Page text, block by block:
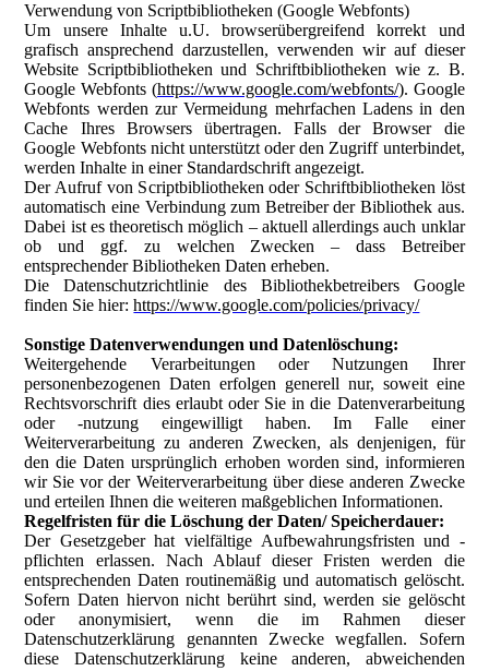
Verwendung von Scriptbibliotheken (Google Webfonts)
Um unsere Inhalte u.U. browserübergreifend korrekt und
grafisch ansprechend darzustellen, verwenden wir auf dieser
Website Scriptbibliotheken und Schriftbibliotheken wie z. B.
Google Webfonts (https://www.google.com/webfonts/). Google
Webfonts werden zur Vermeidung mehrfachen Ladens in den
Cache Ihres Browsers übertragen. Falls der Browser die
Google Webfonts nicht unterstützt oder den Zugriff unterbindet,
werden Inhalte in einer Standardschrift angezeigt.
Der Aufruf von Scriptbibliotheken oder Schriftbibliotheken löst
automatisch eine Verbindung zum Betreiber der Bibliothek aus.
Dabei ist es theoretisch möglich – aktuell allerdings auch unklar
ob und ggf. zu welchen Zwecken – dass Betreiber
entsprechender Bibliotheken Daten erheben.
Die Datenschutzrichtlinie des Bibliothekbetreibers Google
finden Sie hier:https://www.google.com/policies/privacy/
Sonstige Datenverwendungen und Datenlöschung:
Weitergehende Verarbeitungen oder Nutzungen Ihrer
personenbezogenen Daten erfolgen generell nur, soweit eine
Rechtsvorschrift dies erlaubt oder Sie in die Datenverarbeitung
oder -nutzung eingewilligt haben. Im Falle einer
Weiterverarbeitung zu anderen Zwecken, als denjenigen, für
den die Daten ursprünglich erhoben worden sind, informieren
wir Sie vor der Weiterverarbeitung über diese anderen Zwecke
und erteilen Ihnen die weiteren maßgeblichen Informationen.
Regelfristen für die Löschung der Daten/ Speicherdauer:
Der Gesetzgeber hat vielfältige Aufbewahrungsfristen und -
pflichten erlassen. Nach Ablauf dieser Fristen werden die
entsprechenden Daten routinemäßig und automatisch gelöscht.
Sofern Daten hiervon nicht berührt sind, werden sie gelöscht
oder anonymisiert, wenn die im Rahmen dieser
Datenschutzerklärung genannten Zwecke wegfallen. Sofern
diese Datenschutzerklärung keine anderen, abweichenden